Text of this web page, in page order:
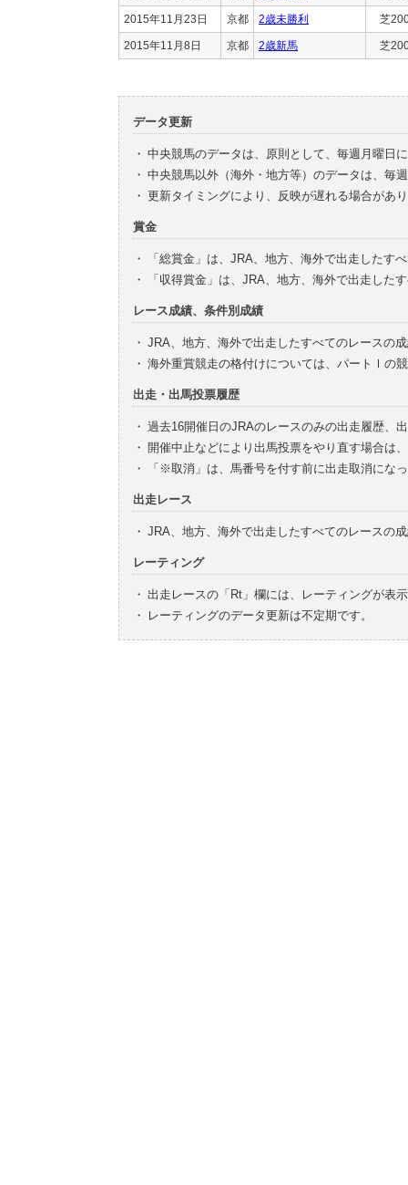
2015年11月23日 京都 2歳未勝利 芝
2015年11月8日 京都 2歳新馬 芝
データ更新
・ 中央競馬のデータは、原則として、毎週月曜日
・ 中央競馬以外（海外・地方等）のデータは、毎
・ 更新タイミングにより、反映が遅れる場合があ
賞金
・
「総賞金」は、JRA、地方、海外で出走したす
・
「収得賞金」は、JRA、地方、海外で出走した
レース成績、条件別成績
・ JRA、地方、海外で出走したすべてのレースの
・ 海外重賞競走の格付けについては、パートⅠの
出走・出馬投票履歴
・ 過去16開催日のJRAのレースのみの出走履歴、
・ 開催中止などにより出馬投票をやり直す場合は
・
「※取消」は、馬番号を付す前に出走取消にな
出走レース
・ JRA、地方、海外で出走したすべてのレースの
レーティング
・ 出走レースの「Rt」欄には、レーティングが表
・
レーティングのデータ更新は不定期です。